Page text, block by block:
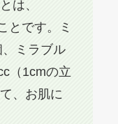
は、
とです。ミ
ミラブル
（1cmの立
、お肌に